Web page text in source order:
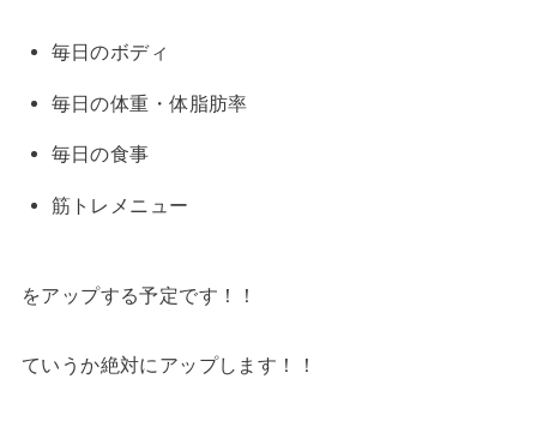
毎日のボディ
毎日の体重・体脂肪率
毎日の食事
筋トレメニュー
をアップする予定です！！
ていうか絶対にアップします！！